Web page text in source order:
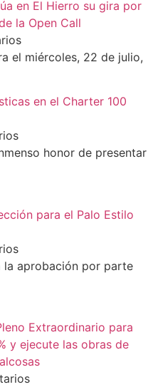
en El Hierro su gira por
la Open Call
el miércoles, 22 de julio,
en el Charter 100
honor de presentar
para el Palo Estilo
la aprobación por parte
Extraordinario para
y ejecute las obras de